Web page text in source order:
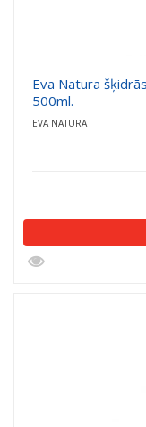
Eva Natura
500ml.
EVA NATURA